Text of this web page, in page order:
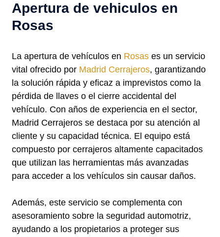
Apertura de vehiculos en
Rosas
La apertura de vehículos en Rosas es un servicio
vital ofrecido por Madrid Cerrajeros, garantizando
la solución rápida y eficaz a imprevistos como la
pérdida de llaves o el cierre accidental del
vehículo. Con años de experiencia en el sector,
Madrid Cerrajeros se destaca por su atención al
cliente y su capacidad técnica. El equipo está
compuesto por cerrajeros altamente capacitados
que utilizan las herramientas más avanzadas
para acceder a los vehículos sin causar daños.
Además, este servicio se complementa con
asesoramiento sobre la seguridad automotriz,
ayudando a los propietarios a proteger sus